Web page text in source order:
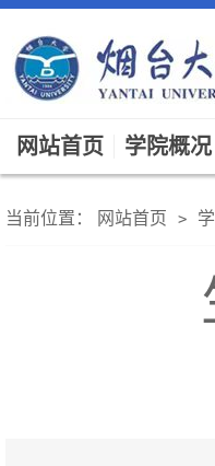
网站首页 学院概况
当前位置： 网站首页 >